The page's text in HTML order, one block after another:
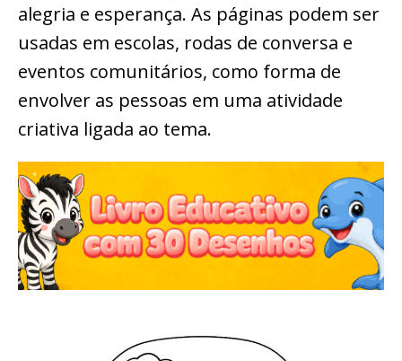
alegria e esperança. As páginas podem ser
usadas em escolas, rodas de conversa e
eventos comunitários, como forma de
envolver as pessoas em uma atividade
criativa ligada ao tema.